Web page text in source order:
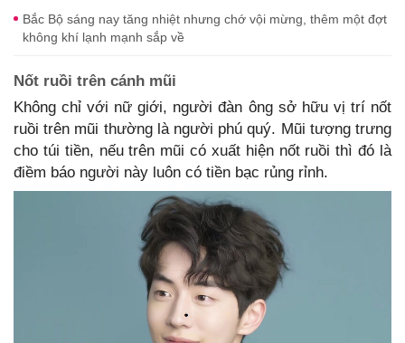
Bắc Bộ sáng nay tăng nhiệt nhưng chớ vội mừng, thêm một đợt
không khí lạnh mạnh sắp về
Nốt ruồi trên cánh mũi
Không chỉ với nữ giới, người đàn ông sở hữu vị trí nốt
ruồi trên mũi thường là người phú quý. Mũi tượng trưng
cho túi tiền, nếu trên mũi có xuất hiện nốt ruồi thì đó là
điềm báo người này luôn có tiền bạc rủng rỉnh.